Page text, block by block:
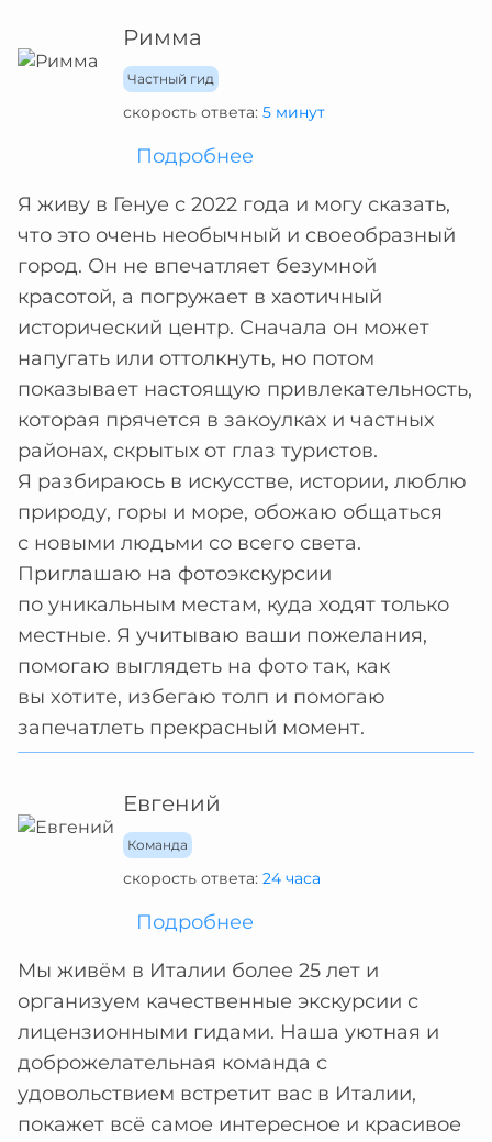
Римма
Частный гид
скорость ответа: 5 минут
Подробнее
Я живу в Генуе с 2022 года и могу сказать,
что это очень необычный и своеобразный
город. Он не впечатляет безумной
красотой, а погружает в хаотичный
исторический центр. Сначала он может
напугать или оттолкнуть, но потом
показывает настоящую привлекательность,
которая прячется в закоулках и частных
районах, скрытых от глаз туристов.
Я разбираюсь в искусстве, истории, люблю
природу, горы и море, обожаю общаться
с новыми людьми со всего света.
Приглашаю на фотоэкскурсии
по уникальным местам, куда ходят только
местные. Я учитываю ваши пожелания,
помогаю выглядеть на фото так, как
вы хотите, избегаю толп и помогаю
запечатлеть прекрасный момент.
Евгений
Команда
скорость ответа: 24 часа
Подробнее
Мы живём в Италии более 25 лет и
организуем качественные экскурсии с
лицензионными гидами. Наша уютная и
доброжелательная команда с
удовольствием встретит вас в Италии,
покажет всё самое интересное и красивое